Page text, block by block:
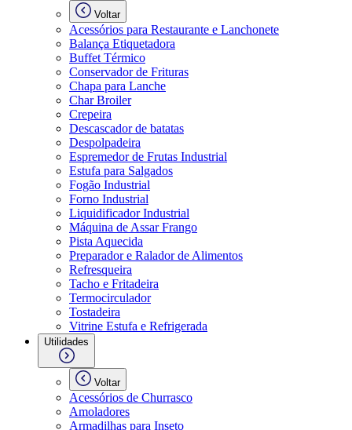
Voltar
Acessórios para Restaurante e Lanchonete
Balança Etiquetadora
Buffet Térmico
Conservador de Frituras
Chapa para Lanche
Char Broiler
Crepeira
Descascador de batatas
Despolpadeira
Espremedor de Frutas Industrial
Estufa para Salgados
Fogão Industrial
Forno Industrial
Liquidificador Industrial
Máquina de Assar Frango
Pista Aquecida
Preparador e Ralador de Alimentos
Refresqueira
Tacho e Fritadeira
Termocirculador
Tostadeira
Vitrine Estufa e Refrigerada
Utilidades
Voltar
Acessórios de Churrasco
Amoladores
Armadilhas para Inseto